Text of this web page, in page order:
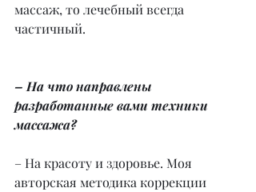
массаж, то лечебный всегда
частичный.
– На что направлены
разработанные вами техники
массажа?
– На красоту и здоровье. Моя
авторская методика коррекции